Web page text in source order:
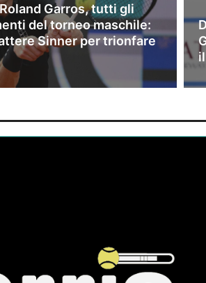
Garros, tutti gli
del torneo maschile:
Sinner per trionfare